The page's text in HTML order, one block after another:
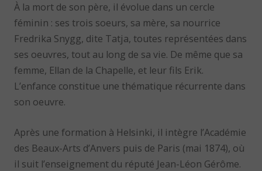
À la mort de son père, il évolue dans un cercle
féminin : ses trois soeurs, sa mère, sa nourrice
Fredrika Snygg, dite Tatja, toutes représentées dans
ses oeuvres, tout au long de sa vie. De même que sa
femme, Ellan de la Chapelle, et leur fils Erik.
L’enfance constitue une thématique récurrente dans
son oeuvre.
Après une formation à Helsinki, il intègre l’Académie
des Beaux-Arts d’Anvers puis de Paris (mai 1874), où
il suit l’enseignement du réputé Jean-Léon Gérôme.